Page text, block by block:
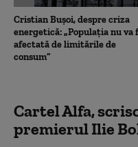
Cristian Bușoi, despre criza
energetică: „Populația nu va
afectată de limitările de
consum”
Cartel Alfa,
premierul Ilie